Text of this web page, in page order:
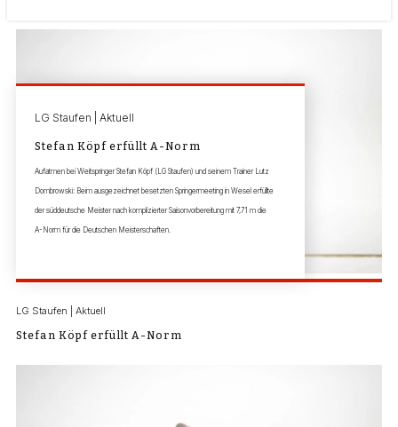
LG Staufen | Aktuell
Stefan Köpf erfüllt A-Norm
Aufatmen bei Weitspringer Stefan Köpf (LG Staufen) und seinem Trainer Lutz
Dombrowski: Beim ausgezeichnet besetzten Springermeeting in Wesel erfüllte
der süddeutsche Meister nach komplizierter Saisonvorbereitung mit 7,71 m die
A-Norm für die Deutschen Meisterschaften.
LG Staufen | Aktuell
Stefan Köpf erfüllt A-Norm